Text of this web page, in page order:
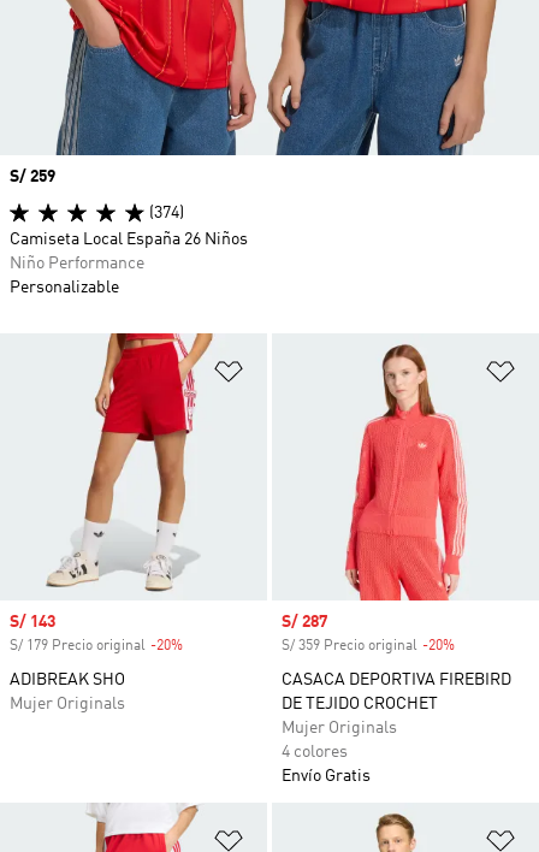
Añadir a la lista de deseos
Precio de venta
S/ 143
S/ 179 Precio original -20%
ADIBREAK SHO
Mujer Originals
Precio de venta
S/ 287
S/ 359 Precio original -20%
CASACA DEPORTIVA FIREBIRD
DE TEJIDO CROCHET
Mujer Originals
4 colores
Envío Gratis
Añadir a la lista de deseos
Precio
S/ 259
(374)
Camiseta Local España 26 Niños
Niño Performance
Personalizable